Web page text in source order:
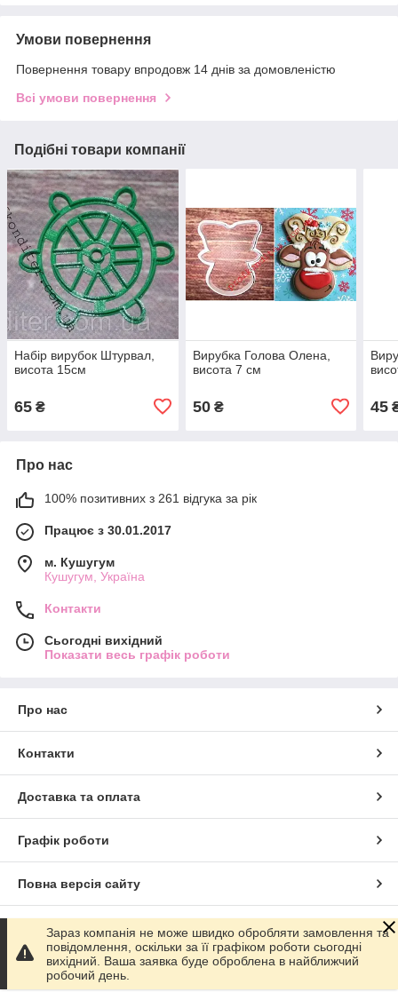
Умови повернення
Повернення товару впродовж 14 днів за домовленістю
Всі умови повернення
Подібні товари компанії
Набір вирубок Штурвал,
висота 15см
65 ₴
Вирубка Голова Олена,
висота 7 см
50₴ 45
Про нас
100% позитивних з 261 відгука за рік
Працює з 30.01.2017
м. Кушугум
Кушугум, Україна
Контакти
Сьогодні вихідний
Показати весь графік роботи
Про нас
Контакти
Доставка та оплата
Графік роботи
Повна версія сайту
Сайт створено на маркетплейсі Prom.ua
Політика конфіденційності
Зараз компанія не може швидко обробляти замовлення та
повідомлення, оскільки за її графіком роботи сьогодні
вихідний. Ваша заявка буде оброблена в найближчий
робочий день.